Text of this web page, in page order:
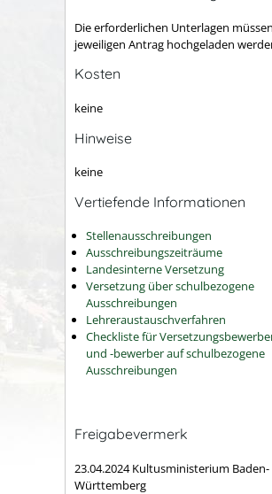
Die erforderlichen Unterlagen
jeweiligen Antrag hochgeladen
Kosten
keine
Hinweise
keine
Vertiefende Informationen
Stellenausschreibungen
Ausschreibungszeiträume
Landesinterne Versetzung
Versetzung über schulbezogene
Ausschreibungen
Lehreraustauschverfahren
Checkliste für
und -bewerber auf schulbezogene
Ausschreibungen
Freigabevermerk
23.04.2024 Kultusministerium Baden-
Württemberg